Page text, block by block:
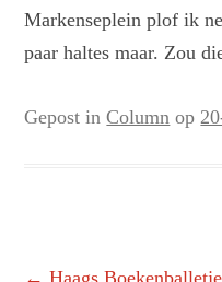
Markenseplein plof ik
paar haltes maar. Zou
Gepost inColumn op
Berichtnavigatie
← Haags